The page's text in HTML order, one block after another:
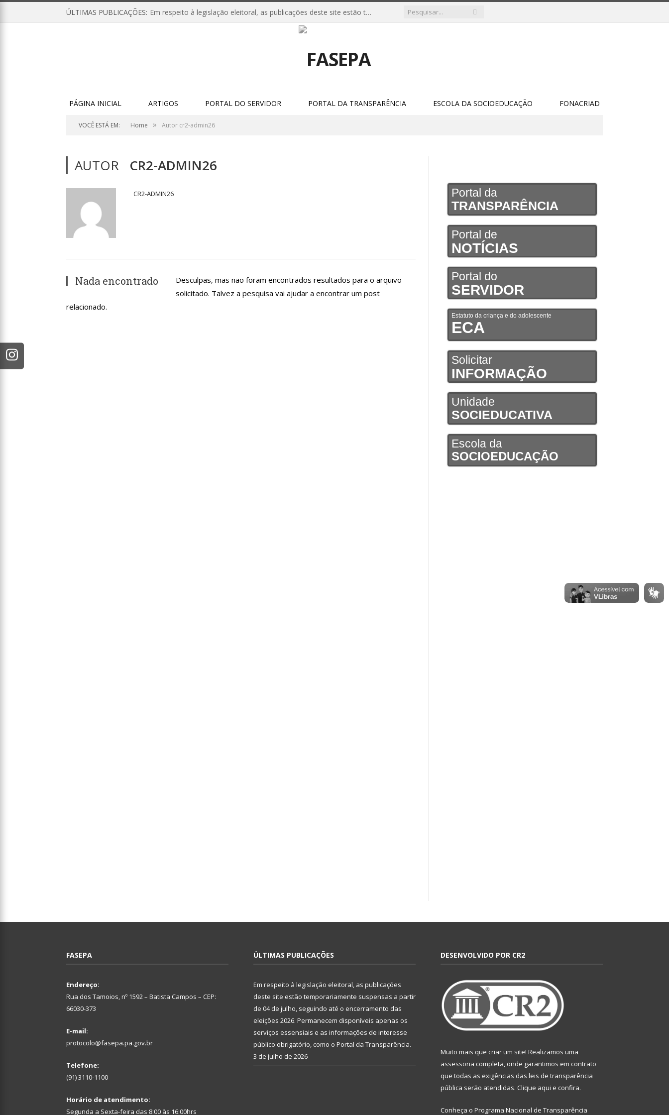
ÚLTIMAS PUBLICAÇÕES: Em respeito à legislação eleitoral, as publicações deste site estão temporariamente suspensas a partir de 04 de julho, seguindo até o encerramento das eleições 2026. Permanecem disponíveis apenas os serviços essensiais e as informações de interesse público obrigatório, como o Portal da Transparência.
PÁGINA INICIAL ARTIGOS PORTAL DO SERVIDOR PORTAL DA TRANSPARÊNCIA ESCOLA DA SOCIOEDUCAÇÃO FONACRIAD
VOCÊ ESTÁ EM: Home » Autor cr2-admin26
AUTOR CR2-ADMIN26
CR2-ADMIN26
Nada encontrado
Desculpas, mas não foram encontrados resultados para o arquivo
solicitado. Talvez a pesquisa vai ajudar a encontrar um post
relacionado.
Portal da
TRANSPARÊNCIA
Portal de
NOTÍCIAS
Portal do
SERVIDOR
Estatuto da criança e do adolescente
ECA
Solicitar
INFORMAÇÃO
Unidade
SOCIEDUCATIVA
Escola da
SOCIOEDUCAÇÃO
FASEPA
Endereço:
Rua dos Tamoios, nº 1592 – Batista Campos – CEP:
66030-373
E-mail:
protocolo@fasepa.pa.gov.br
Telefone:
(91) 3110-1100
Horário de atendimento:
Segunda a Sexta-feira das 8:00 às 16:00hrs
ÚLTIMAS PUBLICAÇÕES
Em respeito à legislação eleitoral, as publicações
deste site estão temporariamente suspensas a partir
de 04 de julho, seguindo até o encerramento das
eleições 2026. Permanecem disponíveis apenas os
serviços essensiais e as informações de interesse
público obrigatório, como o Portal da Transparência.
3 de julho de 2026
DESENVOLVIDO POR CR2
Muito mais que criar um site! Realizamos uma
assessoria completa, onde garantimos em contrato
que todas as exigências das leis de transparência
pública serão atendidas. Clique aqui e confira.
Conheça o Programa Nacional de Transparência